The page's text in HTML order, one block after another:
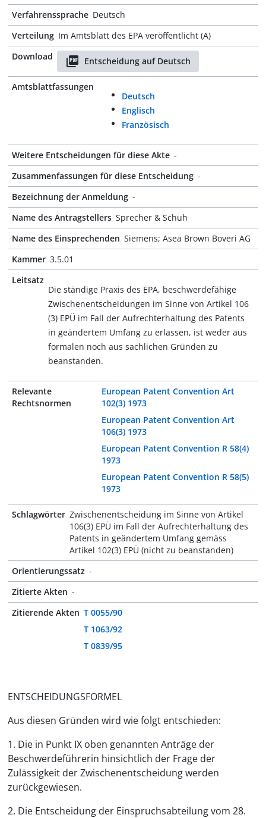
Verfahrenssprache Deutsch
Verteilung Im Amtsblatt des EPA veröffentlicht (A)
Download
Entscheidung auf Deutsch
Amtsblattfassungen
Deutsch
Englisch
Französisch
Weitere Entscheidungen für diese Akte -
Zusammenfassungen für diese Entscheidung -
Bezeichnung der Anmeldung -
Name des Antragstellers Sprecher & Schuh
Name des Einsprechenden Siemens; Asea Brown Boveri AG
Kammer 3.5.01
Leitsatz
Die ständige Praxis des EPA, beschwerdefähige
Zwischenentscheidungen im Sinne von Artikel 106
(3) EPÜ im Fall der Aufrechterhaltung des Patents
in geändertem Umfang zu erlassen, ist weder aus
formalen noch aus sachlichen Gründen zu
beanstanden.
Relevante
Rechtsnormen
European Patent Convention Art
102(3) 1973
European Patent Convention Art
106(3) 1973
European Patent Convention R 58(4)
1973
European Patent Convention R 58(5)
1973
Schlagwörter Zwischenentscheidung im Sinne von Artikel
106(3) EPÜ im Fall der Aufrechterhaltung des
Patents in geändertem Umfang gemäss
Artikel 102(3) EPÜ (nicht zu beanstanden)
Orientierungssatz -
Zitierte Akten -
Zitierende Akten T 0055/90
T 1063/92
T 0839/95
ENTSCHEIDUNGSFORMEL
Aus diesen Gründen wird wie folgt entschieden:
1. Die in Punkt IX oben genannten Anträge der
Beschwerdeführerin hinsichtlich der Frage der
Zulässigkeit der Zwischenentscheidung werden
zurückgewiesen.
2. Die Entscheidung der Einspruchsabteilung vom 28.